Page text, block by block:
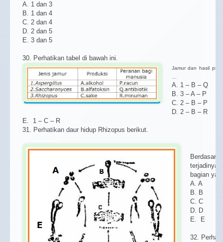
A. 1 dan 3
B. 1 dan 4
C. 2 dan 4
D. 2 dan 5
E. 3 dan 5
30. Perhatikan tabel di bawah ini.
Jamur dan hasil
…
A. 1 – B – Q
B. 3 – A – P
C. 2 – B – P
D. 2 – B – R
E. 1 – C – R
31. Perhatikan daur hidup Rhizopus berikut.
bagian
A. A
B. B
C. C
D. D
E. E
32.